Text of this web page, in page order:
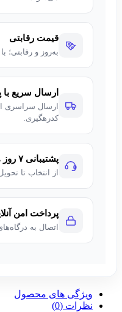
قیمت رقابتی
به‌روز و رقابتی؛
ارسال سریع
ارسال سراسری
کدرهگیری.
پشتیبانی ۷ روز هفته
از انتخاب تا
پرداخت امن
اتصال به
ویژگی های محصول
نظرات (0)